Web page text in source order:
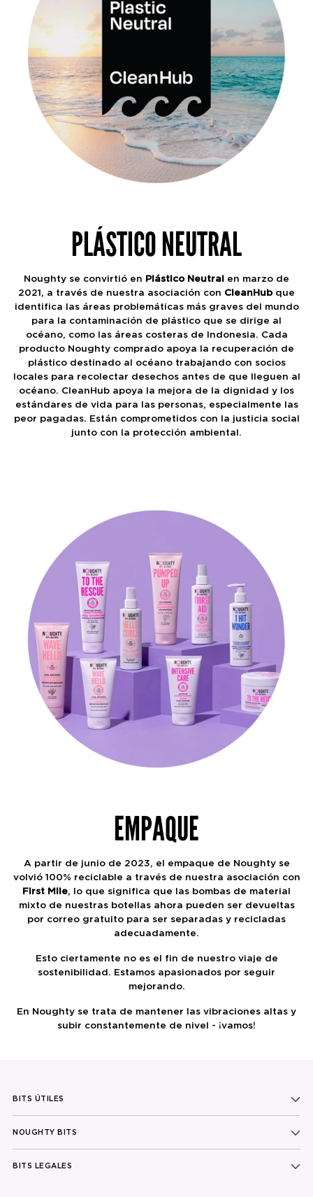
PLÁSTICO NEUTRAL
Noughty se convirtió en Plástico Neutral en marzo de
2021, a través de nuestra asociación con CleanHubque
identifica las áreas problemáticas más graves del mundo
para la contaminación de plástico que se dirige al
océano, como las áreas costeras de Indonesia. Cada
producto Noughty comprado apoya la recuperación de
plástico destinado al océano trabajando con socios
locales para recolectar desechos antes de que lleguen al
océano. CleanHub apoya la mejora de la dignidad y los
estándares de vida para las personas, especialmente las
peor pagadas. Están comprometidos con la justicia social
junto con la protección ambiental.
EMPAQUE
A partir de junio de 2023, el empaque de Noughty se
volvió 100% reciclable a través de nuestra asociación con
First Mile, lo que significa que las bombas de material
mixto de nuestras botellas ahora pueden ser devueltas
por correo gratuito para ser separadas y recicladas
adecuadamente.
Esto ciertamente no es el fin de nuestro viaje de
sostenibilidad. Estamos apasionados por seguir
mejorando.
En Noughty se trata de mantener las vibraciones altas y
subir constantemente de nivel - ¡vamos!
BITS ÚTILES
NOUGHTY BITS
BITS LEGALES